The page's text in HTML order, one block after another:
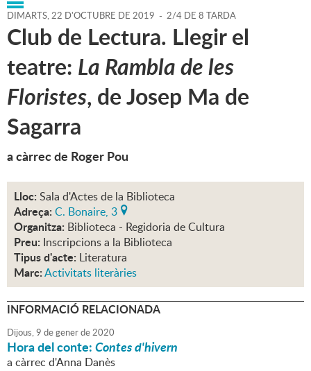
DIMARTS,22 D'OCTUBRE DE 2019 - 2/4 DE 8 TARDA
Club de Lectura. Llegir el
teatre: La Rambla de les
Floristes, de Josep Ma de
Sagarra
a càrrec de Roger Pou
Lloc: Sala d'Actes de la Biblioteca
Adreça: C. Bonaire, 3
Organitza: Biblioteca - Regidoria de Cultura
Preu: Inscripcions a la Biblioteca
Tipus d'acte: Literatura
Marc:Activitats literàries
INFORMACIÓ RELACIONADA
Dijous,9 degenerde2020
Hora del conte:Contes d'hivern
a càrrec d'Anna Danès